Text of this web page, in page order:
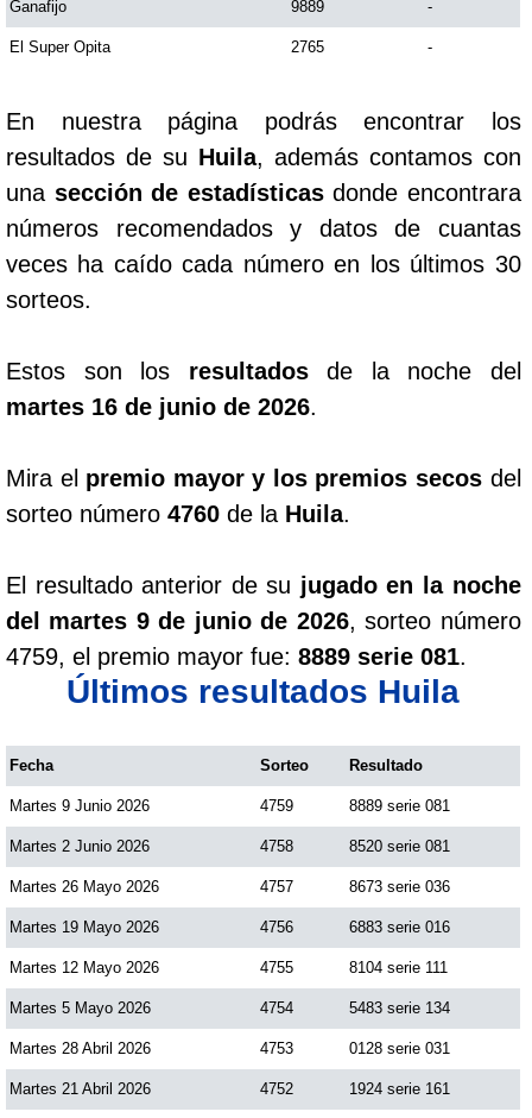
Saman de la suerte
Sinuano Día
Sinuano Noche
Super Chontico Noche
Ganafijo 9889 -
El Super Opita 2765 -
En nuestra página podrás encontrar los
resultados de su Huila, además contamos con
una sección de estadísticasdonde encontrara
números recomendados y datos de cuantas
veces ha caído cada número en los últimos 30
sorteos.
Estos son los resultadosde la noche del
martes 16 de junio de 2026.
Mira el premio mayor y los premios secosdel
sorteo número 4760 de la Huila.
El resultado anterior de su jugado en la noche
del martes 9 de junio de 2026, sorteo número
4759, el premio mayor fue: 8889 serie 081.
Últimos resultados Huila
Fecha Sorteo Resultado
Martes 9 Junio 2026 4759 8889 serie 081
Martes 2 Junio 2026 4758 8520 serie 081
Martes 26 Mayo 2026 4757 8673 serie 036
Martes 19 Mayo 2026 4756 6883 serie 016
Martes 12 Mayo 2026 4755 8104 serie 111
Martes 5 Mayo 2026 4754 5483 serie 134
Martes 28 Abril 2026 4753 0128 serie 031
Martes 21 Abril 2026 4752 1924 serie 161